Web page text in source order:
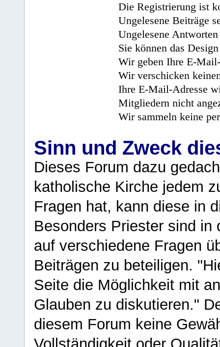
Die Registrierung ist
Ungelesene Beiträge
Ungelesene
Sie können das
Wir geben Ihre E-
Wir verschicken
Ihre E-Mail-Adresse
Mitgliedern nicht
Wir sammeln keine
Sinn und Zweck
Dieses Forum dazu
katholische Kirche jedem
Fragen hat, kann diese in
Besonders Priester sind in
auf verschiedene Fragen
Beiträgen zu beteiligen.
Seite die Möglichkeit mit
Glauben zu diskutieren."
diesem Forum keine